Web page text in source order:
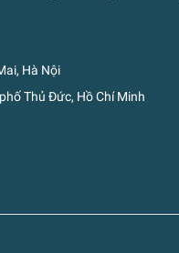
Hà Nội
Thủ Đức, Hồ Chí Minh